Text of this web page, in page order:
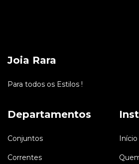
Joia Rara
Para todos os Estilos !
Departamentos
Conjuntos
Correntes
Início